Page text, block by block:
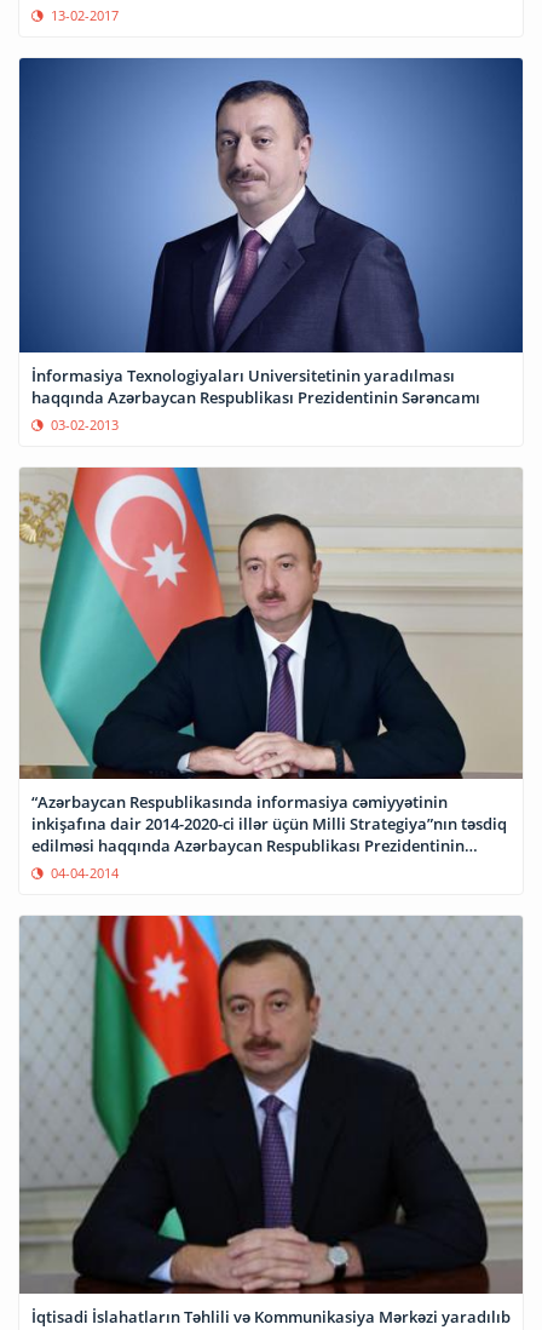
13-02-2017
İnformasiya Texnologiyaları Universitetinin yaradılması
haqqında Azərbaycan Respublikası Prezidentinin Sərəncamı
03-02-2013
“Azərbaycan Respublikasında informasiya cəmiyyətinin
inkişafına dair 2014-2020-ci illər üçün Milli Strategiya”nın təsdiq
edilməsi haqqında Azərbaycan Respublikası Prezidentinin
Sərəncamı
04-04-2014
İqtisadi İslahatların Təhlili və Kommunikasiya Mərkəzi yaradılıb